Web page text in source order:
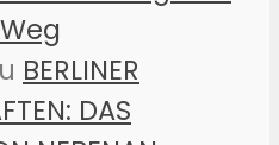
BERLINER
DAS